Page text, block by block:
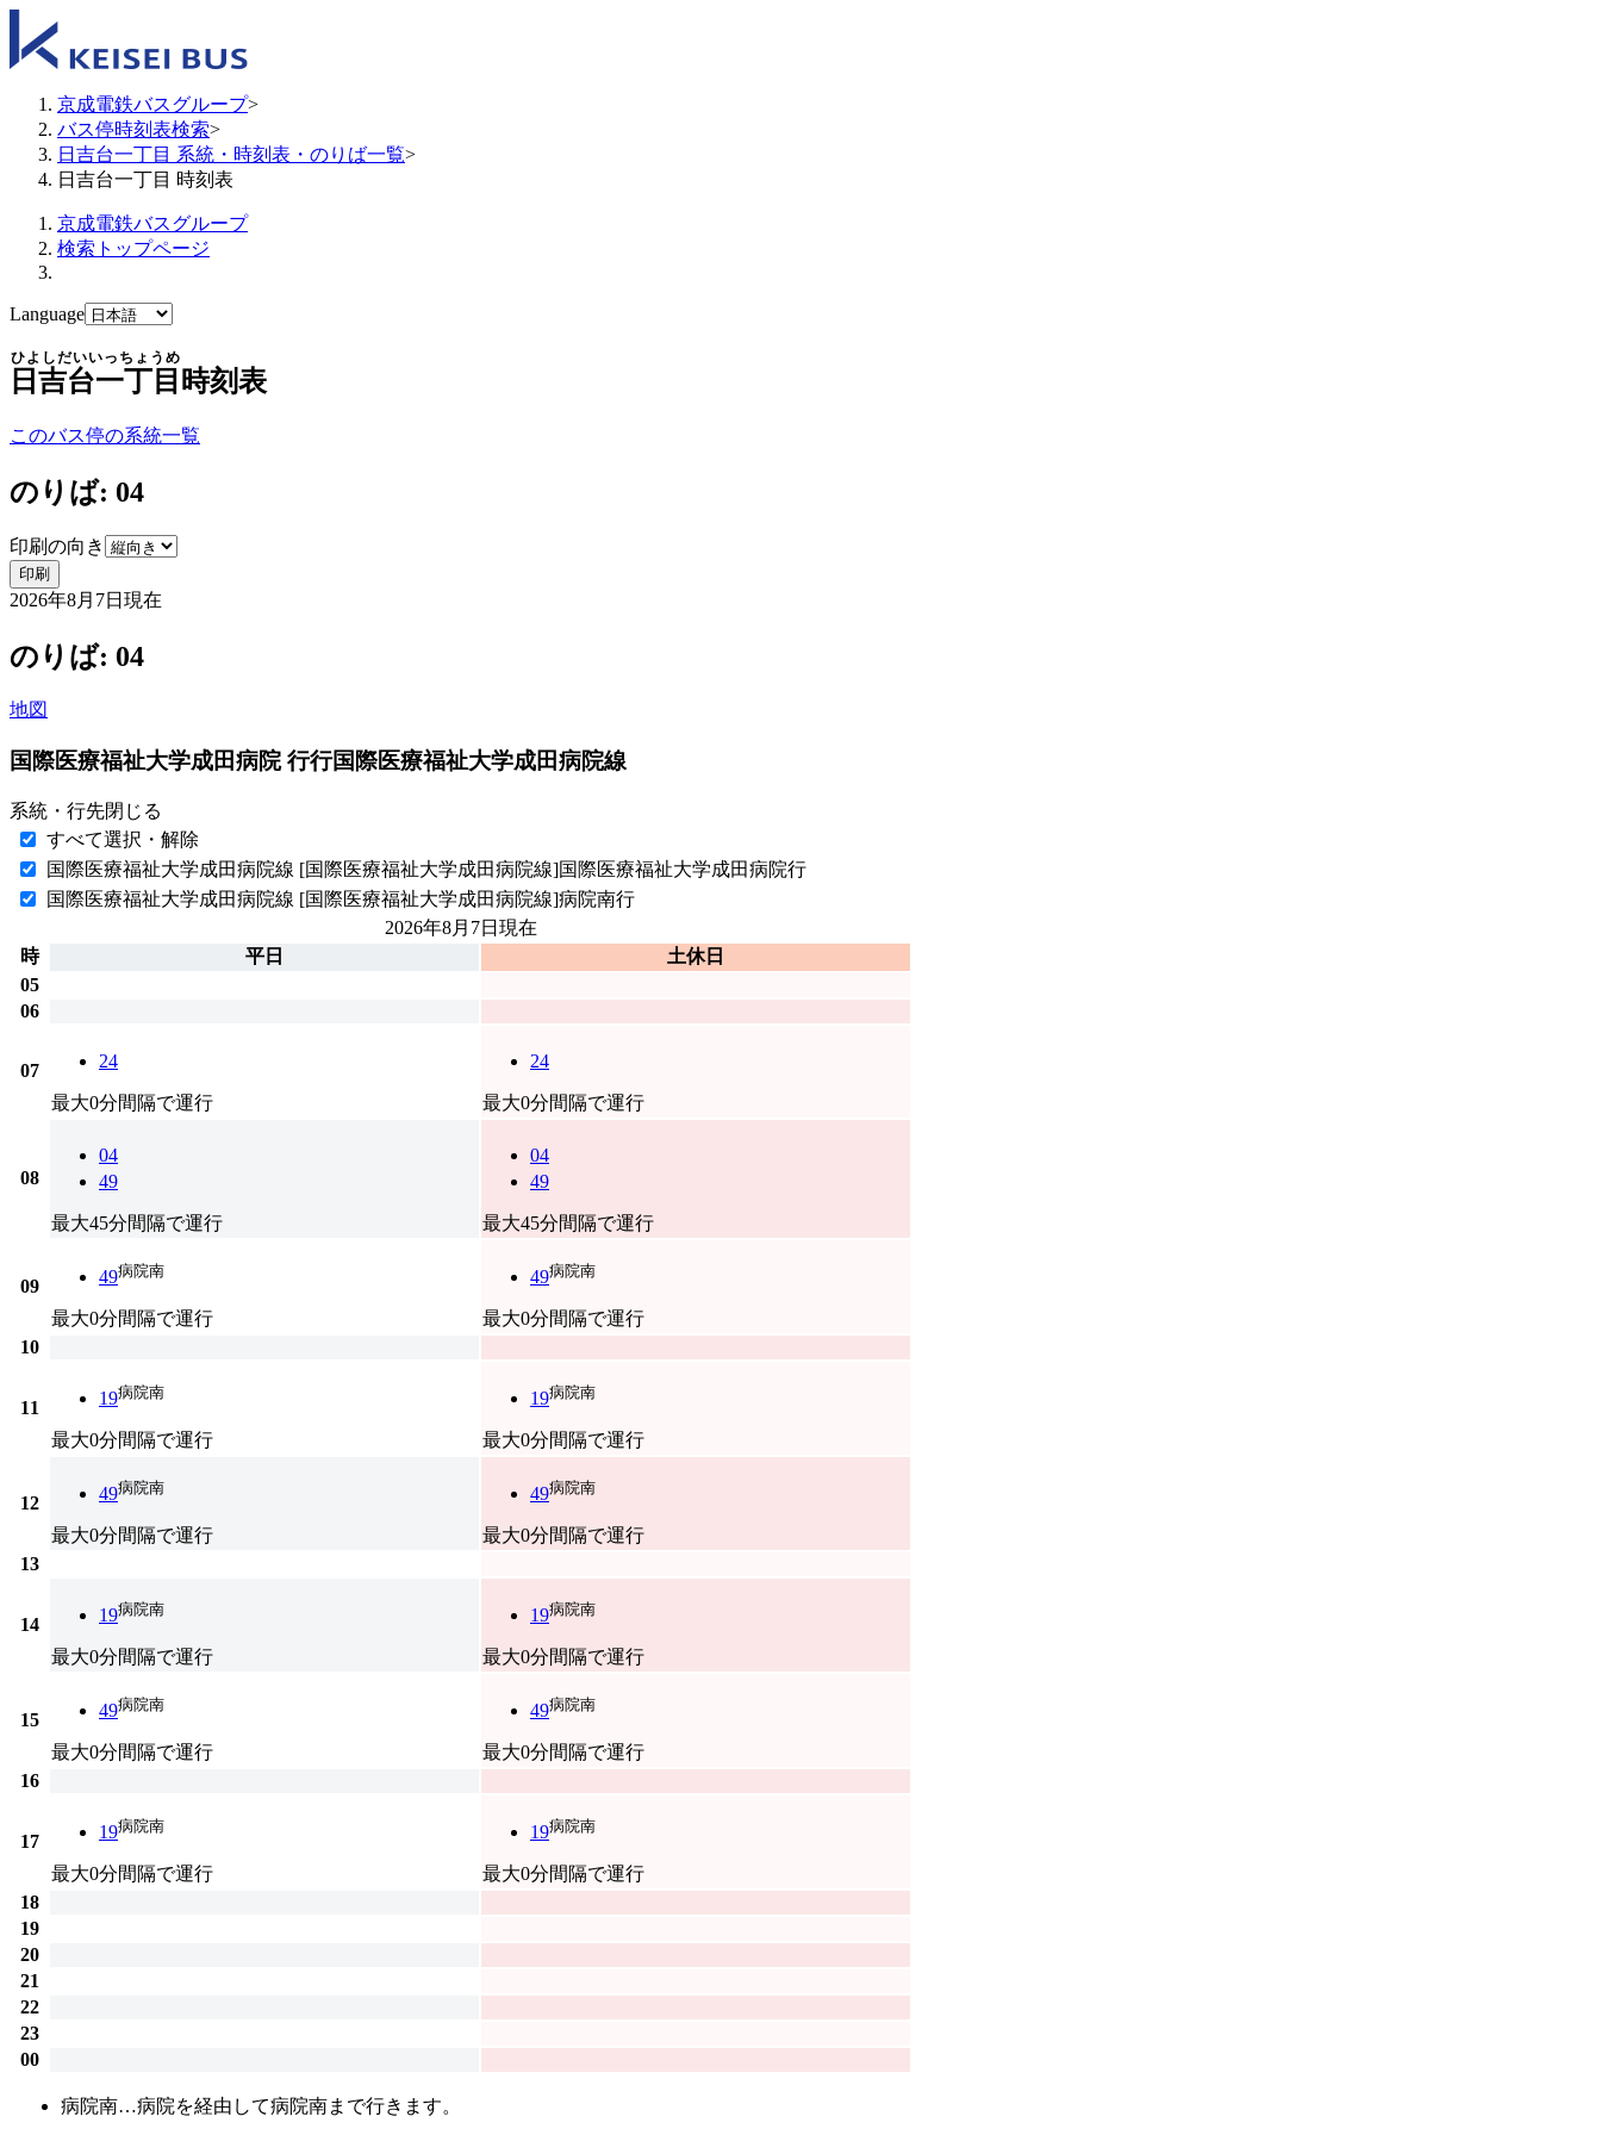
京成電鉄バスグループ>
バス停時刻表検索>
日吉台一丁目 系統・時刻表・のりば一覧>
日吉台一丁目 時刻表
京成電鉄バスグループ
検索トップページ
Language
日吉台一丁目
ひよしだいいっちょうめ
時刻表
このバス停の系統一覧
のりば: 04
印刷の向き
印刷
2026年8月7日 現在
のりば: 04
地図
国際医療福祉大学成田病院 行行国際医療福祉大学成田病院線
系統・行先閉じる
すべて選択・解除
国際医療福祉大学成田病院線 [国際医療福祉大学成田病院線]国際医療福祉大学成田病院行
国際医療福祉大学成田病院線 [国際医療福祉大学成田病院線]病院南行
2026年8月7日 現在
時
平日
土休日
05
06
07 24
最大0分間隔で運行
24
最大0分間隔で運行
08
04
49
最大45分間隔で運行
04
49
最大45分間隔で運行
09 49病院南
最大0分間隔で運行
49病院南
最大0分間隔で運行
10
11 19病院南
最大0分間隔で運行
19病院南
最大0分間隔で運行
12 49病院南
最大0分間隔で運行
49病院南
最大0分間隔で運行
13
14 19病院南
最大0分間隔で運行
19病院南
最大0分間隔で運行
15 49病院南
最大0分間隔で運行
49病院南
最大0分間隔で運行
16
17 19病院南
最大0分間隔で運行
19病院南
最大0分間隔で運行
18
19
20
21
22
23
00
病院南…病院を経由して病院南まで行きます。